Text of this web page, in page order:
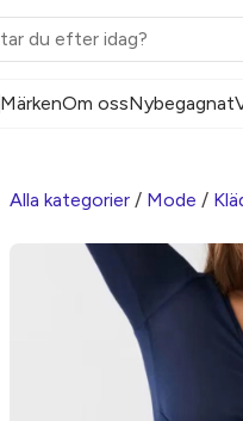
MärkenOm ossNybegagnat
Alla kategorier / Mode /